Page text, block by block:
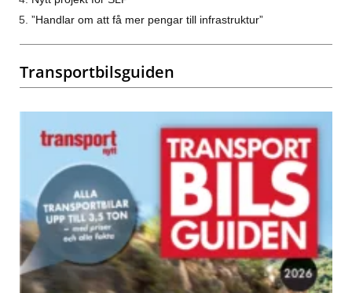
”Handlar om att få mer pengar till infrastruktur”
Transportbilsguiden